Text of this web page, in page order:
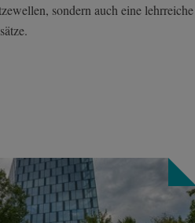
sondern auch eine lehrreiche